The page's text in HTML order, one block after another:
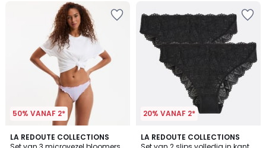
50% VANAF 2*
LA REDOUTE COLLECTIONS
4.5
/ 5
20% VANAF 2*
LA REDOUTE COLLECTIONS
4.8
/ 5
4